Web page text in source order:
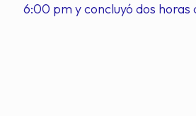
6:00 pm y concluyó dos horas